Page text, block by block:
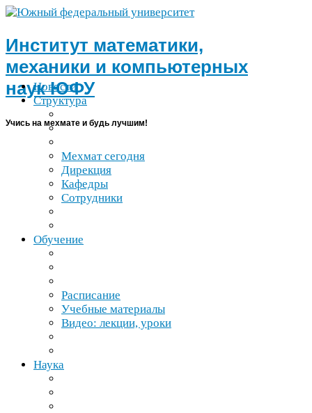
Институт математики,
механики и компьютерных
наукЮФУ
Учись на мехмате и будь лучшим!
Новости
Структура
Мехмат сегодня
Дирекция
Кафедры
Сотрудники
Обучение
Расписание
Учебные материалы
Видео: лекции, уроки
Наука